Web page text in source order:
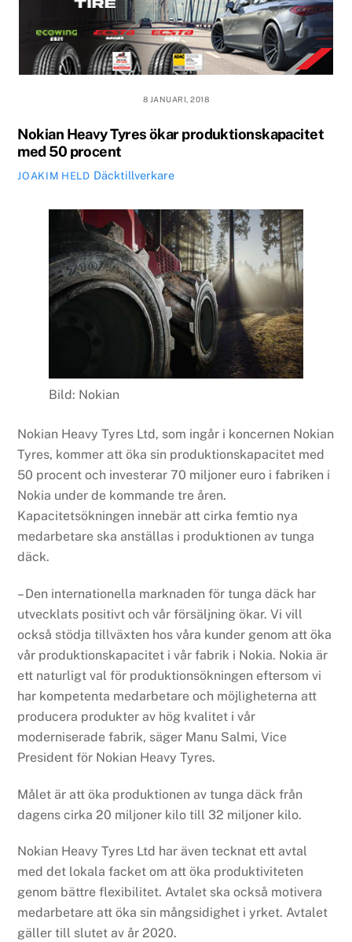
8 JANUARI, 2018
Nokian Heavy Tyres ökar produktionskapacitet
med 50 procent
JOAKIM HELD Däcktillverkare
Bild: Nokian
Nokian Heavy Tyres Ltd, som ingår i koncernen Nokian
Tyres, kommer att öka sin produktionskapacitet med
50 procent och investerar 70 miljoner euro i fabriken i
Nokia under de kommande tre åren.
Kapacitetsökningen innebär att cirka femtio nya
medarbetare ska anställas i produktionen av tunga
däck.
– Den internationella marknaden för tunga däck har
utvecklats positivt och vår försäljning ökar. Vi vill
också stödja tillväxten hos våra kunder genom att öka
vår produktionskapacitet i vår fabrik i Nokia. Nokia är
ett naturligt val för produktionsökningen eftersom vi
har kompetenta medarbetare och möjligheterna att
producera produkter av hög kvalitet i vår
moderniserade fabrik, säger Manu Salmi, Vice
President för Nokian Heavy Tyres.
Målet är att öka produktionen av tunga däck från
dagens cirka 20 miljoner kilo till 32 miljoner kilo.
Nokian Heavy Tyres Ltd har även tecknat ett avtal
med det lokala facket om att öka produktiviteten
genom bättre flexibilitet. Avtalet ska också motivera
medarbetare att öka sin mångsidighet i yrket. Avtalet
gäller till slutet av år 2020.